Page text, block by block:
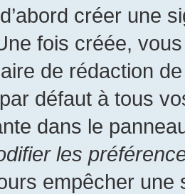
créer une
fois créée,
de rédaction
défaut à tous
dans le
les
empêcher une